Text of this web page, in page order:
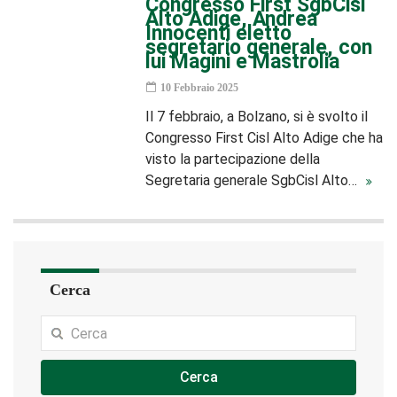
Congresso First SgbCisl
Alto Adige, Andrea
Innocenti eletto
segretario generale, con
lui Magini e Mastrolia
10 Febbraio 2025
Il 7 febbraio, a Bolzano, si è svolto il
Congresso First Cisl Alto Adige che ha
visto la partecipazione della
Segretaria generale SgbCisl Alto…
Cerca
Cerca